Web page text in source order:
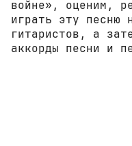
войне», оценим,
играть эту песню
гитаристов, а
аккорды песни и